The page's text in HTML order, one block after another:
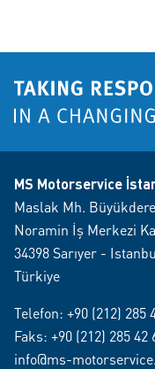
MS Motorservice
Maslak Mh.
Noramin İş Merkezi
34398 Sarıyer -
Türkiye
Telefon: +90 (212) 285
Faks: +90 (212) 285 42
info@ms-